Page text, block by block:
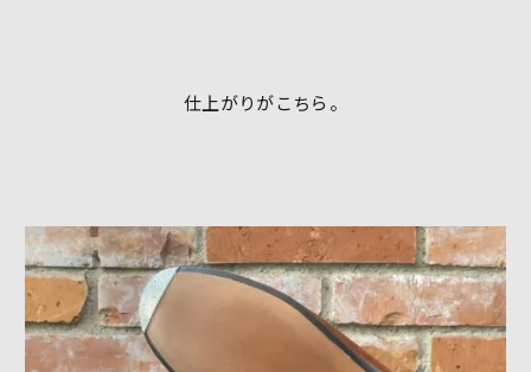
仕上がりがこちら。